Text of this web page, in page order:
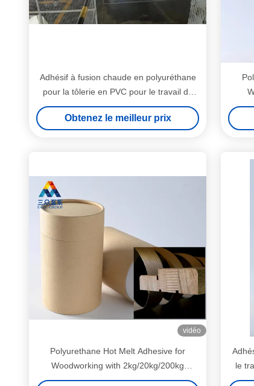
Adhésif à fusion chaude en polyuréthane
pour la tôlerie en PVC pour le travail du
bois EG-801.2
Obtenez le meilleur prix
vidéo
Polyurethane Hot Melt Adhesive for
Woodworking with 2kg/20kg/200kg
Packaging and 120ºC-140ºC Service
le
2kg/